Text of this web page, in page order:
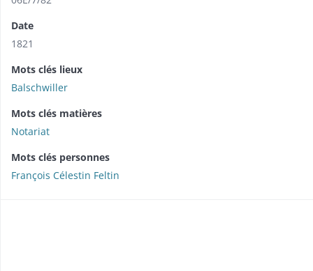
Date
1821
Mots clés lieux
Balschwiller
Mots clés matières
Notariat
Mots clés personnes
François Célestin Feltin